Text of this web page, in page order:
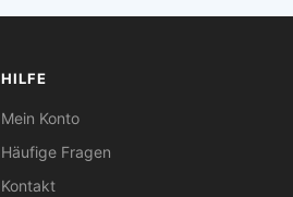
HILFE
Mein Konto
Häufige Fragen
Kontakt